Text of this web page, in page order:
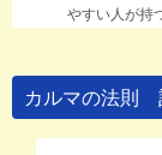
やすい人が持
カルマの法則